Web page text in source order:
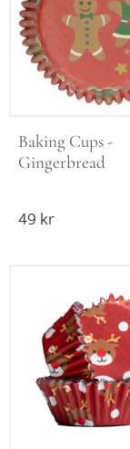
Baking Cups -
Gingerbread
49kr